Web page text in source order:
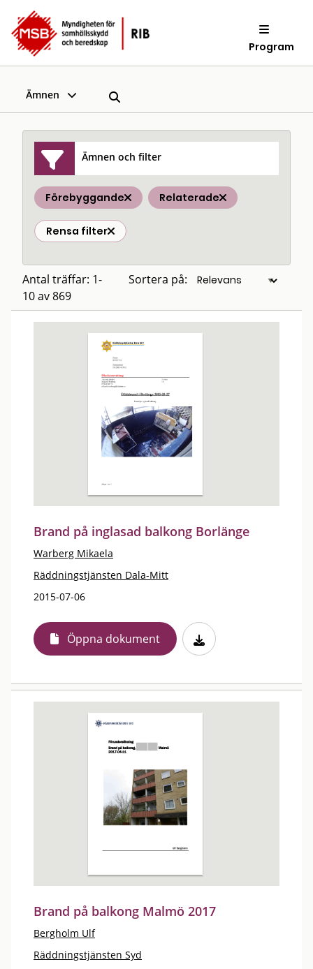
Program
Ämnen
Ämnen och filter
Förebyggande Relaterade
Rensa filter
Antal träffar: 1-
10 av 869
Sortera på:
Brand på inglasad balkong Borlänge
Warberg Mikaela
Räddningstjänsten Dala-Mitt
2015-07-06
Öppna dokument
Brand på balkong Malmö 2017
Bergholm Ulf
Räddningstjänsten Syd